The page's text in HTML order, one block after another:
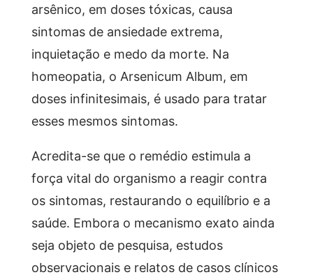
arsênico, em doses tóxicas, causa
sintomas de ansiedade extrema,
inquietação e medo da morte. Na
homeopatia, o Arsenicum Album, em
doses infinitesimais, é usado para tratar
esses mesmos sintomas.
Acredita-se que o remédio estimula a
força vital do organismo a reagir contra
os sintomas, restaurando o equilíbrio e a
saúde. Embora o mecanismo exato ainda
seja objeto de pesquisa, estudos
observacionais e relatos de casos clínicos